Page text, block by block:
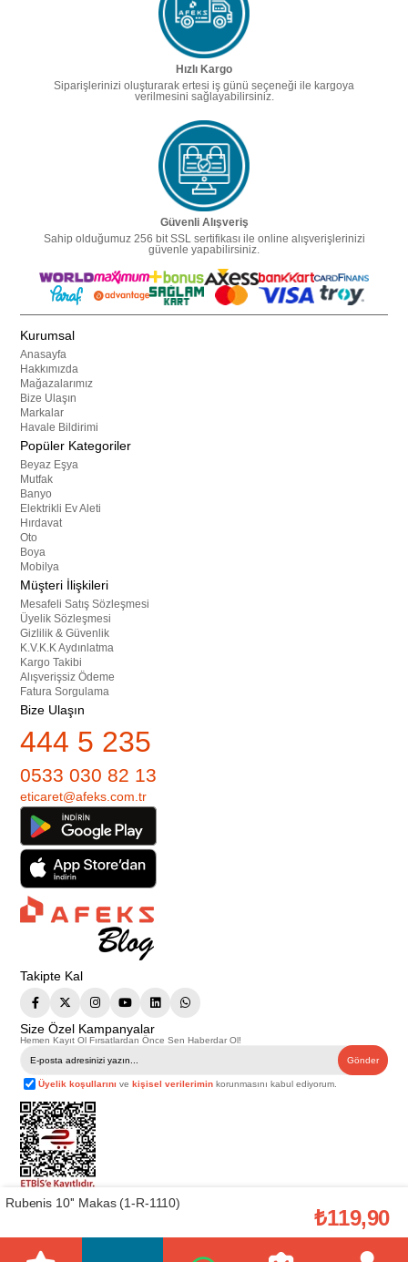
Hızlı Kargo
Siparişlerinizi oluşturarak ertesi iş günü seçeneği ile kargoya
verilmesini sağlayabilirsiniz.
Güvenli Alışveriş
Sahip olduğumuz 256 bit SSL sertifikası ile online alışverişlerinizi
güvenle yapabilirsiniz.
Kurumsal
Anasayfa
Hakkımızda
Mağazalarımız
Bize Ulaşın
Markalar
Havale Bildirimi
Popüler Kategoriler
Beyaz Eşya
Mutfak
Banyo
Elektrikli Ev Aleti
Hırdavat
Oto
Boya
Mobilya
Müşteri İlişkileri
Mesafeli Satış Sözleşmesi
Üyelik Sözleşmesi
Gizlilik & Güvenlik
K.V.K.K Aydınlatma
Kargo Takibi
Alışverişsiz Ödeme
Fatura Sorgulama
Bize Ulaşın
444 5 235
0533 030 82 13
eticaret@afeks.com.tr
Takipte Kal
Size Özel Kampanyalar
Hemen Kayıt Ol Fırsatlardan Önce Sen Haberdar Ol!
Gönder
Üyelik koşullarını vekişisel verilerimin korunmasını kabul ediyorum.
Telif Hakkı © 2026 Afeks Yapı Market
. Tüm hakları saklıdır.
Bu web sitesindeki tüm ürünler ticari amaçlıdır. Web sitemizde yer alan
görsel ve yazılı içerikler firmamıza ait olup, firmamızın yazılı izni alınmadan
başka yerlerde kullanılamaz. İçeriklerin izin alınmadan kopyalanması ve
Rubenis 10'' Makas (1-R-1110)
₺119,90